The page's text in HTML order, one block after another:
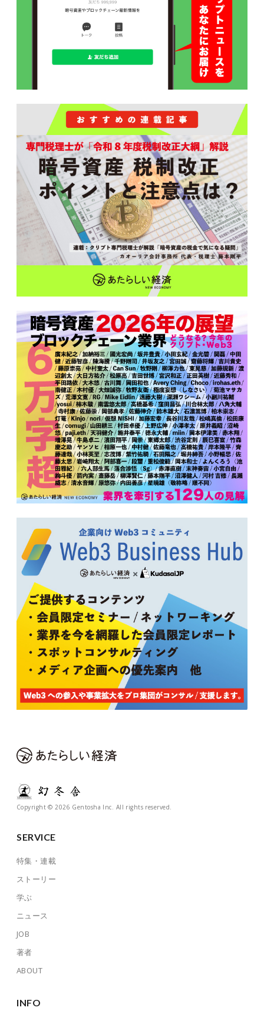
Copyright © 2026 Gentosha Inc. All rights reserved.
SERVICE
特集・連載
ストーリー
学ぶ
ニュース
JOB
著者
ABOUT
INFO